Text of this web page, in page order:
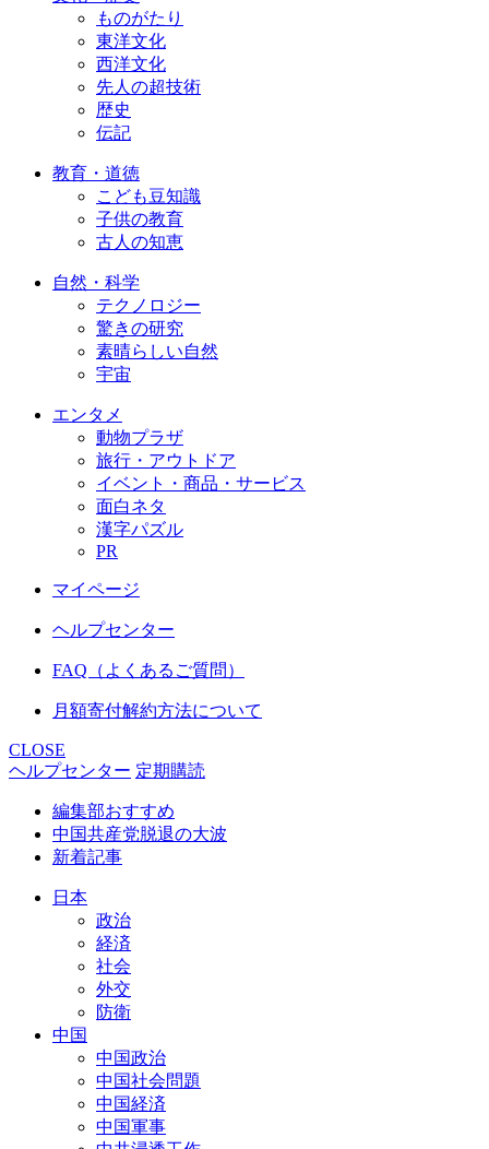
ものがたり
東洋文化
西洋文化
先人の超技術
歴史
伝記
教育・道徳
こども豆知識
子供の教育
古人の知恵
自然・科学
テクノロジー
驚きの研究
素晴らしい自然
宇宙
エンタメ
動物プラザ
旅行・アウトドア
イベント・商品・サービス
面白ネタ
漢字パズル
PR
マイページ
ヘルプセンター
FAQ（よくあるご質問）
月額寄付解約方法について
CLOSE
ヘルプセンター 定期購読
編集部おすすめ
中国共産党脱退の大波
新着記事
日本
政治
経済
社会
外交
防衛
中国
中国政治
中国社会問題
中国経済
中国軍事